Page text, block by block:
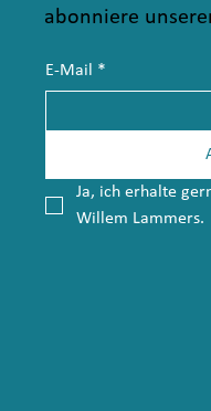
abonniere
E-Mail *
Ja, ich erhalte
Willem Lammers.